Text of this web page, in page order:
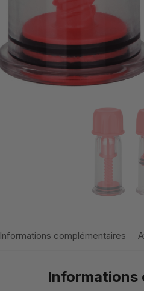
Informations complémentaires
Informations